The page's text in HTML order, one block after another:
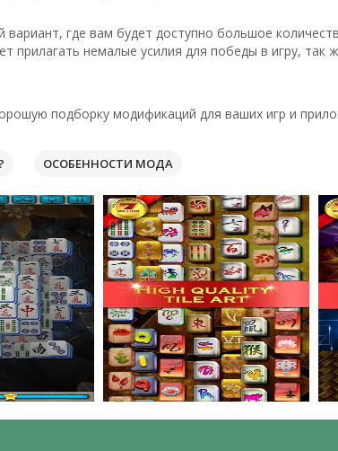
где вам будет доступно большое
прилагать немалые усилия для победы в игру, так
подборку модификаций для ваших игр и
ОСОБЕННОСТИ МОДА